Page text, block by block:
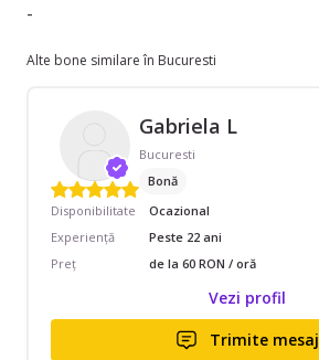
-
Alte bone similare în Bucuresti
Gabriela L
Bucuresti
Bonă
Disponibilitate
Ocazional
Experiență
Peste 22 ani
Preț
de la 60 RON / oră
Vezi profil
Trimite mesaj